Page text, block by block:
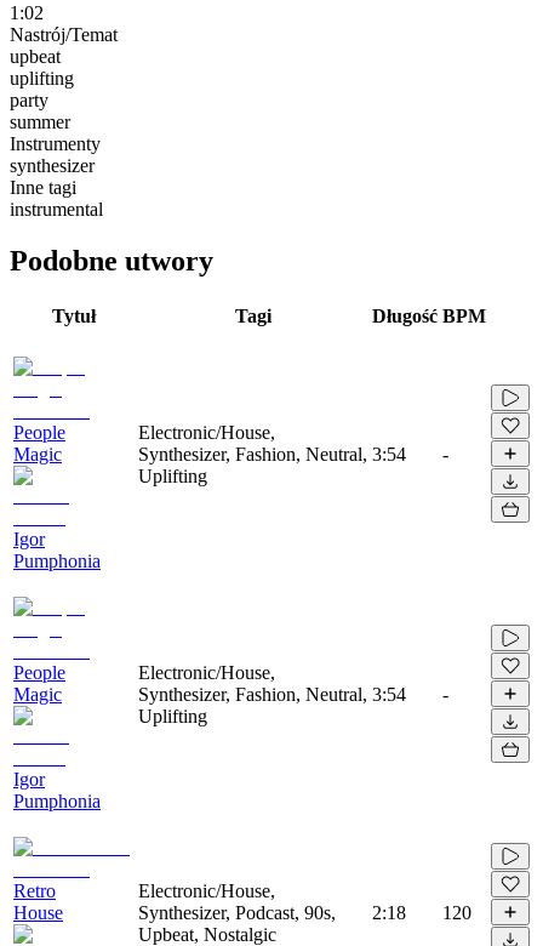
1:02
Nastrój/Temat
upbeat
uplifting
party
summer
Instrumenty
synthesizer
Inne tagi
instrumental
Podobne utwory
Tytuł Tagi Długość BPM
People
Magic
Igor
Pumphonia
Electronic/House,
Synthesizer, Fashion, Neutral,
Uplifting
3:54 -
People
Magic
Igor
Pumphonia
Electronic/House,
Synthesizer, Fashion, Neutral,
Uplifting
3:54 -
Retro
House
Electronic/House,
Synthesizer, Podcast, 90s,
Upbeat, Nostalgic
2:18 120